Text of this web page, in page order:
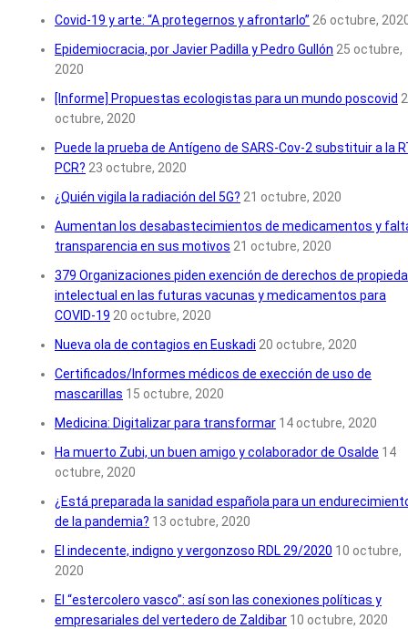
Covid-19 y arte: “A protegernos y afrontarlo” 26 octubre,
Epidemiocracia, por Javier Padilla y Pedro Gullón 25 octubre,
2020
[Informe] Propuestas ecologistas para un mundo poscovid
octubre, 2020
Puede la prueba de Antígeno de SARS-Cov-2 substituir a la
PCR? 23 octubre, 2020
¿Quién vigila la radiación del 5G? 21 octubre, 2020
Aumentan los desabastecimientos de medicamentos y
transparencia en sus motivos 21 octubre, 2020
379 Organizaciones piden exención de derechos de
intelectual en las futuras vacunas y medicamentos para
COVID-19 20 octubre, 2020
Nueva ola de contagios en Euskadi 20 octubre, 2020
Certificados/Informes médicos de exección de uso de
mascarillas 15 octubre, 2020
Medicina: Digitalizar para transformar 14 octubre, 2020
Ha muerto Zubi, un buen amigo y colaborador de Osalde 14
octubre, 2020
¿Está preparada la sanidad española para un
de la pandemia? 13 octubre, 2020
El indecente, indigno y vergonzoso RDL 29/2020 10 octubre,
2020
El “estercolero vasco”: así son las conexiones políticas y
empresariales del vertedero de Zaldibar 10 octubre, 2020